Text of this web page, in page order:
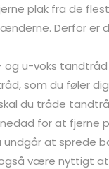
plak fra de
Derfor er
og u-voks
som du føler
du tråde
for at fjerne
at sprede
være nyttigt